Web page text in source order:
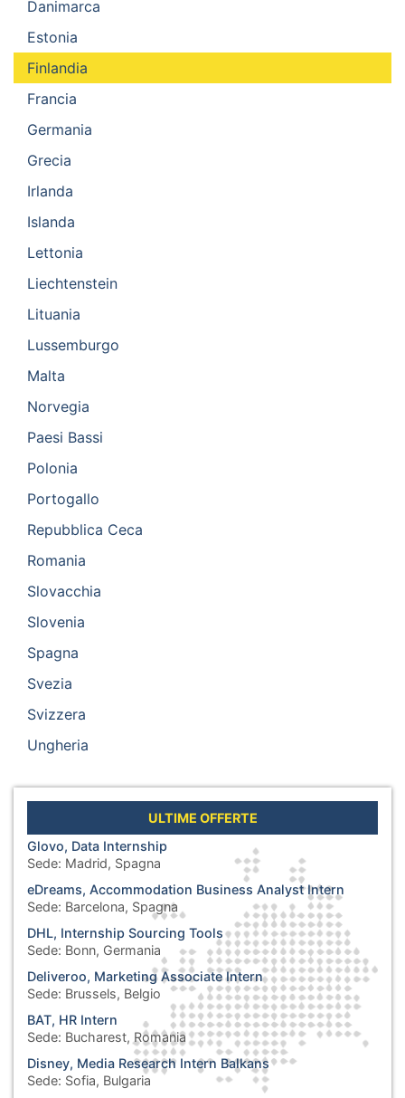
Danimarca
Estonia
Finlandia
Francia
Germania
Grecia
Irlanda
Islanda
Lettonia
Liechtenstein
Lituania
Lussemburgo
Malta
Norvegia
Paesi Bassi
Polonia
Portogallo
Repubblica Ceca
Romania
Slovacchia
Slovenia
Spagna
Svezia
Svizzera
Ungheria
ULTIME OFFERTE
Glovo, Data Internship
Sede: Madrid, Spagna
eDreams, Accommodation Business Analyst Intern
Sede: Barcelona, Spagna
DHL, Internship Sourcing Tools
Sede: Bonn, Germania
Deliveroo, Marketing Associate Intern
Sede: Brussels, Belgio
BAT, HR Intern
Sede: Bucharest, Romania
Disney, Media Research Intern Balkans
Sede: Sofia, Bulgaria